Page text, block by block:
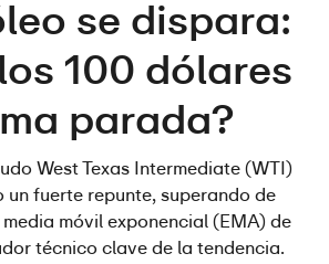
se dispara:
100 dólares
parada?
West Texas Intermediate (WTI)
un fuerte repunte, superando de
móvil exponencial (EMA) de
técnico clave de la tendencia.